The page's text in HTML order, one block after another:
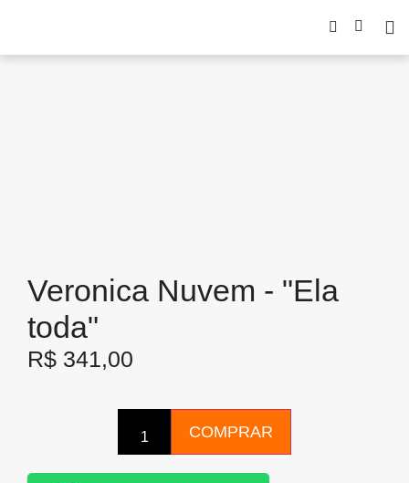
Veronica Nuvem - "Ela
toda"
R$ 341,00
COMPRAR